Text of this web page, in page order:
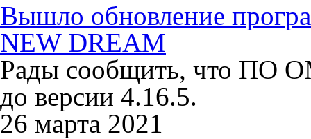
Вышло обновление
NEW DREAM
Рады сообщить, что ПО
до версии 4.16.5.
26 марта 2021